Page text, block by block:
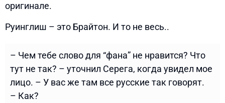
оригинале.
Руинглиш – это Брайтон. И то не весь..
– Чем тебе слово для “фана” не нравится? Что
тут не так? – уточнил Серега, когда увидел мое
лицо. – У вас же там все русские так говорят.
– Как?